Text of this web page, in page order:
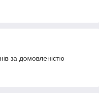
за домовленістю